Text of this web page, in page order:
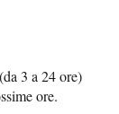
3 a 24 ore)
ore.